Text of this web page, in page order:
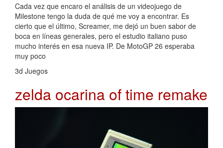
Cada vez que encaro el análisis de un videojuego de
Milestone tengo la duda de qué me voy a encontrar. Es
cierto que el último, Screamer, me dejó un buen sabor de
boca en líneas generales, pero el estudio italiano puso
mucho interés en esa nueva IP. De MotoGP 26 esperaba
muy poco
3d Juegos
zelda ocarina of time remake